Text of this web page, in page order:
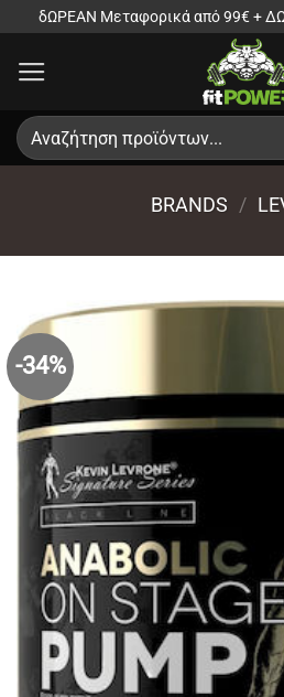
Μετάβαση
περιεχόμενο
δΩΡΕΑΝ Μεταφορικά από 99€ +
Αναζήτηση
για:
BRANDS /
-34%